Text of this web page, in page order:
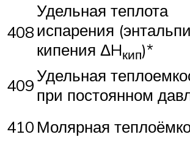
408
Удельная теплота
испарения
кипения ΔHкип)*
409Удельная
при постоянном
410 Молярная